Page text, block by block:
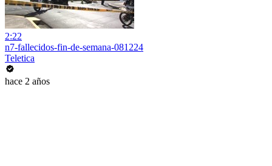
2:22
n7-fallecidos-fin-de-semana-081224
Teletica
hace 2 años